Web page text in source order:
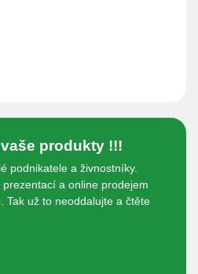
produkty !!!
podnikatele a živnostníky.
a online prodejem
Tak už to neoddalujte a čtěte